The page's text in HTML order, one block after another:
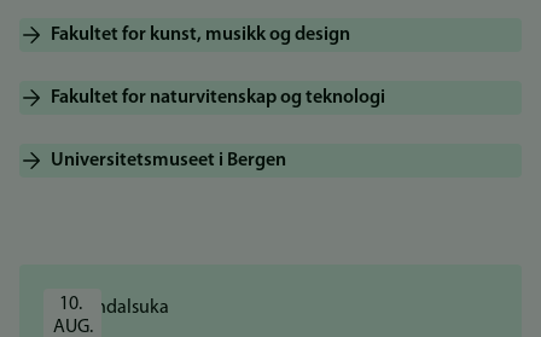
Fakultet for kunst, musikk og design
Fakultet for naturvitenskap og teknologi
Universitetsmuseet i Bergen
10.
AUG.